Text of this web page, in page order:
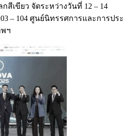
สีเขียว จัดระหว่างวันที่ 12 – 14
– 104 ศูนย์นิทรรศการและการประ
ฯ